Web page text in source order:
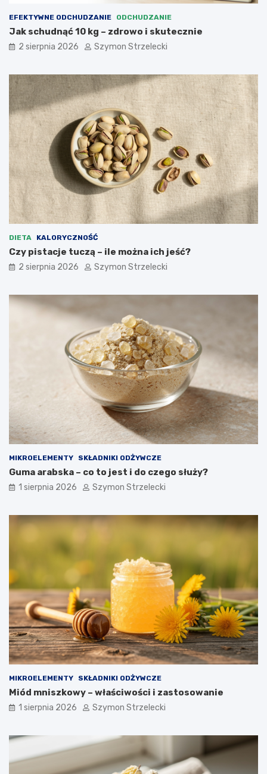
EFEKTYWNE ODCHUDZANIE ODCHUDZANIE
Jak schudnąć 10 kg – zdrowo i skutecznie
2 sierpnia 2026 Szymon Strzelecki
DIETA KALORYCZNOŚĆ
Czy pistacje tuczą – ile można ich jeść?
2 sierpnia 2026 Szymon Strzelecki
MIKROELEMENTY SKŁADNIKI ODŻYWCZE
Guma arabska – co to jest i do czego służy?
1 sierpnia 2026 Szymon Strzelecki
MIKROELEMENTY SKŁADNIKI ODŻYWCZE
Miód mniszkowy – właściwości i zastosowanie
1 sierpnia 2026 Szymon Strzelecki